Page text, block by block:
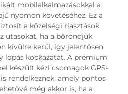
mobilalkalmazásokkal a
nyomon követéséhez. Ez a
a közelségi riasztások
utasokat, ha a bőröndjük
kívülre kerül, így jelentősen
lopás kockázatát. A prémium
készült kézi csomagok GPS-
rendelkeznek, amely pontos
még akkor is, ha a